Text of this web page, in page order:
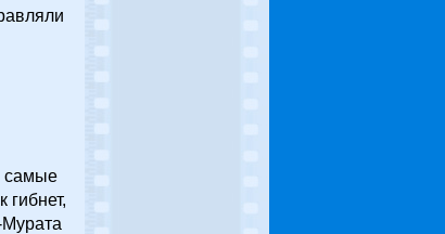
самые
гибнет,